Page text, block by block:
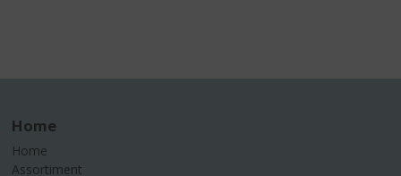
Home
Home
Assortiment